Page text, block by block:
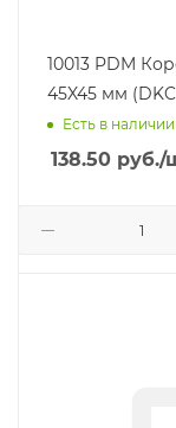
10013 PDM
45X45 мм
Есть в наличии
138.50 руб./